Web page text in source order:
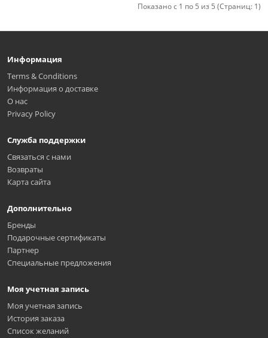
Показано с 1 по 5 из 5 (Страниц: 1)
Информация
Terms & Conditions
Информация о доставке
О нас
Privacy Policy
Служба поддержки
Связаться с нами
Возвраты
Карта сайта
Дополнительно
Бренды
Подарочные сертификаты
Партнер
Специальные предложения
Моя учетная запись
Моя учетная запись
История заказа
Список желаний